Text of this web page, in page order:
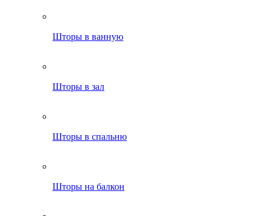
Шторы в ванную
Шторы в зал
Шторы в спальню
Шторы на балкон